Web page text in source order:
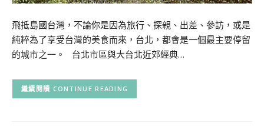
飛抵島國台灣，不論你是因為旅行、探親、出差、參訪，或是
純粹為了享受台灣的美食而來，台北，都會是一個最主要停留
的城市之一。 台北市區與大台北近郊經典…
CONTINUE READING